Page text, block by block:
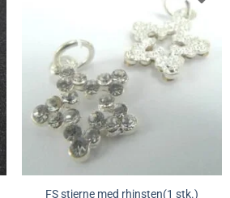
FS stjerne med rhinsten(1 stk.)